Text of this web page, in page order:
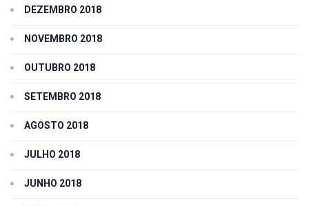
DEZEMBRO 2018
NOVEMBRO 2018
OUTUBRO 2018
SETEMBRO 2018
AGOSTO 2018
JULHO 2018
JUNHO 2018